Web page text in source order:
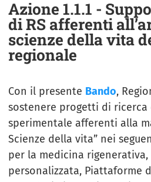
Azione 1.1.1 -
di RS afferenti
scienze della vita
regionale
Con il presente Bando,
sostenere progetti di ricerca
sperimentale afferenti alla
Scienze della vita” nei
per la medicina
personalizzata, Piattaforme